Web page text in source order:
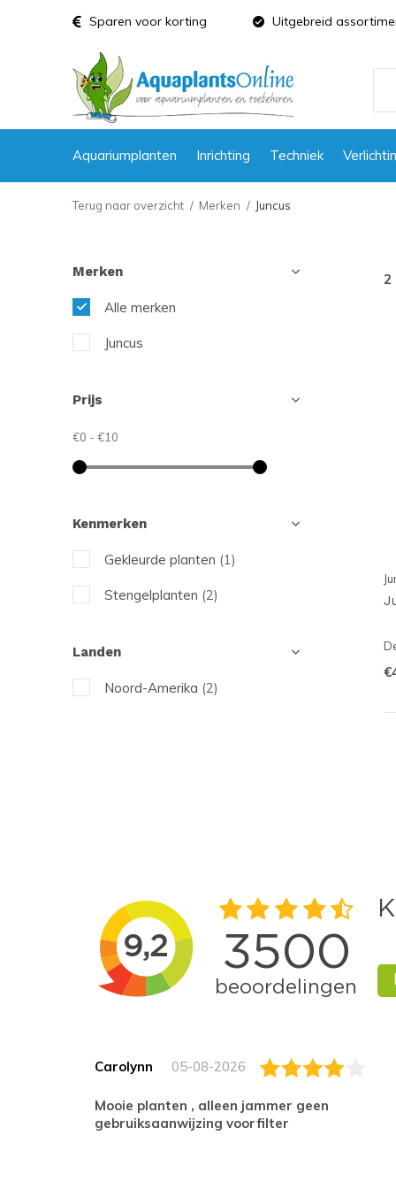
Aquariumplanten Inrichting Techniek
Sparen voor korting Uitgebreid
Terug naar overzicht Merken Juncus
2
Merken
Alle merken
Juncus
Prijs
€0 - €10
Kenmerken
Gekleurde planten (1)
Stengelplanten (2)
Landen
Noord-Amerika (2)
Carolynn 05-08-2026
Mooie planten , alleen jammer geen
gebruiksaanwijzing voorfilter